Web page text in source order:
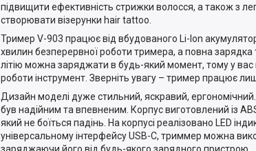
підвищити ефективність стрижки волосся, а також з
створювати візерунки hair tattoo.
Тример V-903 працює від вбудованого Li-Ion
хвилин безперервної роботи тримера, а повна
літію можна заряджати в будь-який момент, тому у
роботи інструмент. Зверніть увагу – тример працює
Дизайн моделі дуже стильний, яскравий,
був надійним та впевненим. Корпус виготовлений із
який не боїться падінь. На корпусі реалізовано LED
універсальному інтерфейсу USB-C, триммер можна
заряджаючи його від будь-якого зарядного пристрою.